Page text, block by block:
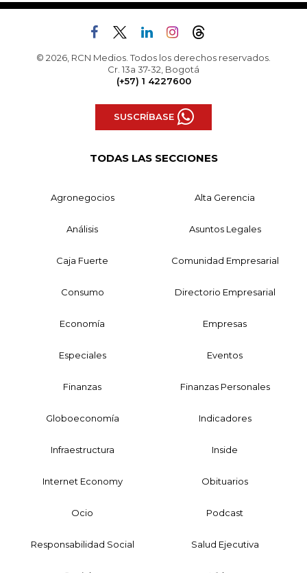
© 2026, RCN Medios. Todos los derechos reservados.
Cr. 13a 37-32, Bogotá
(+57) 1 4227600
SUSCRÍBASE
TODAS LAS SECCIONES
Agronegocios Alta Gerencia
Análisis Asuntos Legales
Caja Fuerte Comunidad Empresarial
Consumo Directorio Empresarial
Economía Empresas
Especiales Eventos
Finanzas Finanzas Personales
Globoeconomía Indicadores
Infraestructura Inside
Internet Economy Obituarios
Ocio Podcast
Responsabilidad Social Salud Ejecutiva